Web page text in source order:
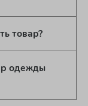
товар?
одежды